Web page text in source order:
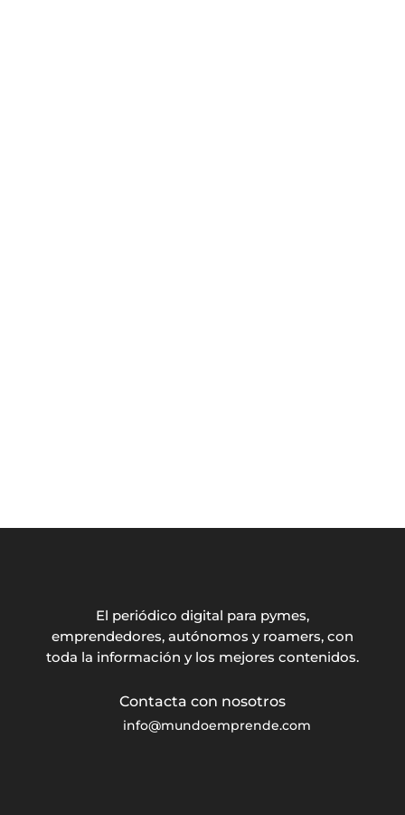
El periódico digital para pymes,
emprendedores, autónomos y roamers, con
toda la información y los mejores contenidos.
info@mundoemprende.com